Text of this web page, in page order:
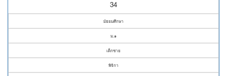
34
มัธยมศึกษา
ม.๑
เด็กชาย
พิจิกา